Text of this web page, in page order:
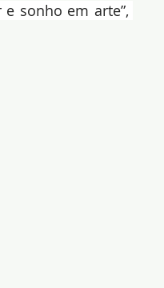
sonho em arte”,